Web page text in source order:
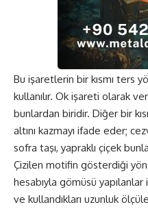
Bu işaretlerin bir kısmı ters
kullanılır. Ok işareti olarak
bunlardan biridir. Diğer bir
altını kazmayı ifade eder;
sofra taşı, yapraklı çiçek
Çizilen motifin gösterdiği
hesabıyla gömüsü yapılanlar
ve kullandıkları uzunluk